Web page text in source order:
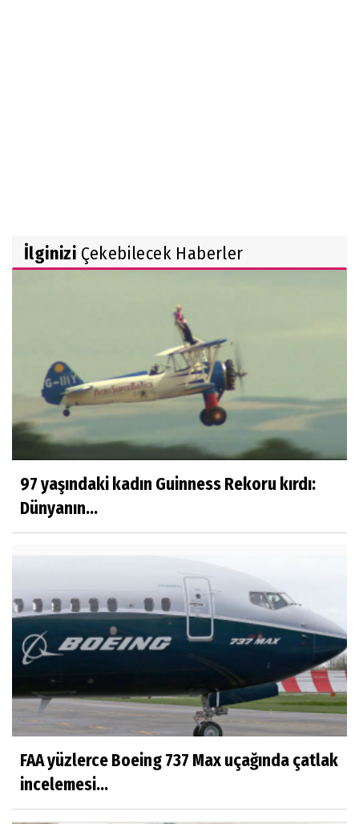
İlginizi Çekebilecek Haberler
97 yaşındaki kadın Guinness Rekoru kırdı:
Dünyanın...
FAA yüzlerce Boeing 737 Max uçağında çatlak
incelemesi...